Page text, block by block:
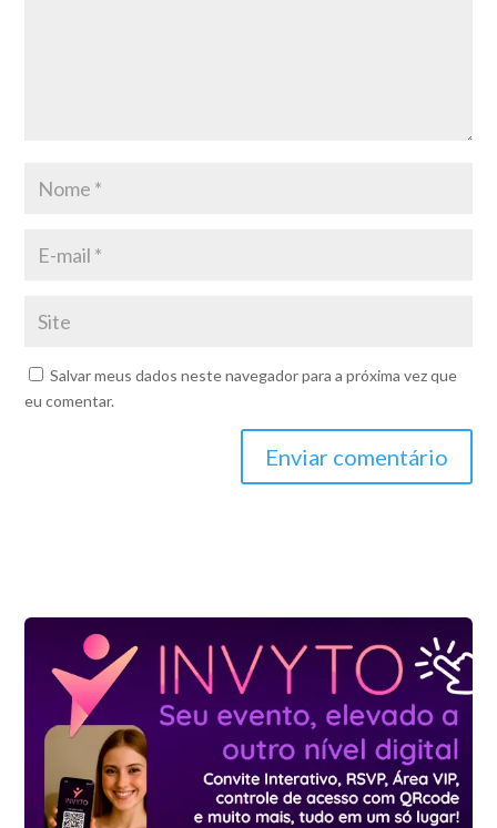
Salvar meus dados neste navegador para a próxima vez que
eu comentar.
Enviar comentário